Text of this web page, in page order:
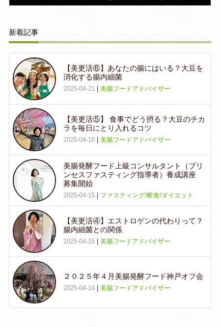
新着記事
【美更活⑥】あなたの腸にはいる？大豆を
消化する腸内細菌
2025-04-21| 美腸フードアドバイザー
【美更活⑤】 食事でどう摂る？大豆のチカ
ラを毎日にとり入れるコツ
2025-04-18| 美腸フードアドバイザー
美腸発酵フード上級コンサルタント（プリ
ンセスファスティング指導者）養成講座
募集開始
2025-04-15| ファスティング/断食/ダイエット
【美更活④】エストロゲンの代わりって？
腸内細菌との関係
2025-04-15| 美腸フードアドバイザー
２０２５年４月美腸発酵フード神戸オフ会
2025-04-14| 美腸フードアドバイザー